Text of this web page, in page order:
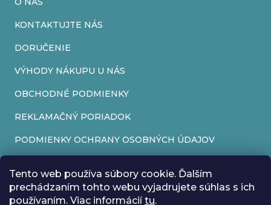
Tento web používa súbory cookie. Ďalším
prechádzaním tohto webu vyjadrujete súhlas s ich
používaním. Viac informáciítu.
KONTAKTUJTE NÁS
DORUČENIE
VÝHODY NÁKUPU U NÁS
OBCHODNÉ PODMIENKY
REKLAMAČNÝ PORIADOK
PODMIENKY OCHRANY OSOBNÝCH ÚDAJOV
REKLAMAČNÝ FORMULÁR